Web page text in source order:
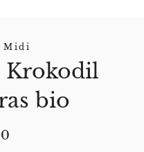
Midi
Krokodil
bio